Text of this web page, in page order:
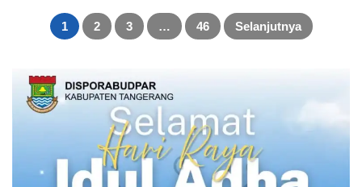
Paginasi
pos1 2 3 … 46 Selanjutnya